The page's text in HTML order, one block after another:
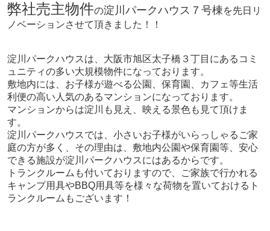
弊社売主物件の淀川パークハウス７号棟を先日リ
ノベーションさせて頂きました！！
淀川パークハウスは、大阪市旭区太子橋３丁目にあるコミ
ュニティの多い大規模物件になっております。
敷地内には、お子様が遊べる公園、保育園、カフェ等生活
利便の高い人気のあるマンションになっております。
マンションからは淀川も見え、映える景色も見て頂けま
す。
淀川パークハウスでは、小さいお子様がいらっしゃるご家
庭の方が多く、その理由は、敷地内公園や保育園等、安心
できる施設が淀川パークハウスにはあるからです。
トランクルームも付いておりますので、ご家族で行かれる
キャンプ用具やBBQ用具等を様々な荷物を置いておけるト
ランクルームもございます！